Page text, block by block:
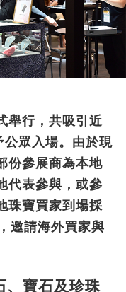
舉行，共吸引近
眾入場。由於現
份參展商為本地
代表參與，或參
珠寶買家到場採
邀請海外買家與
、寶石及珍珠